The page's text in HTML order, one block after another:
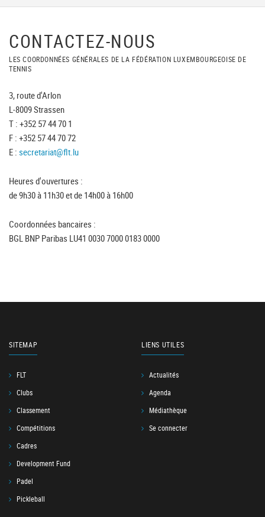
CONTACTEZ-NOUS
LES COORDONNÉES GÉNÉRALES DE LA FÉDÉRATION LUXEMBOURGEOISE DE
TENNIS
3, route d'Arlon
L-8009 Strassen
T : +352 57 44 70 1
F : +352 57 44 70 72
E : secretariat@flt.lu
Heures d'ouvertures :
de 9h30 à 11h30 et de 14h00 à 16h00
Coordonnées bancaires :
BGL BNP Paribas LU41 0030 7000 0183 0000
SITEMAP
FLT
Clubs
Classement
Compétitions
Cadres
Development Fund
Padel
Pickleball
LIENS UTILES
Actualités
Agenda
Médiathèque
Se connecter